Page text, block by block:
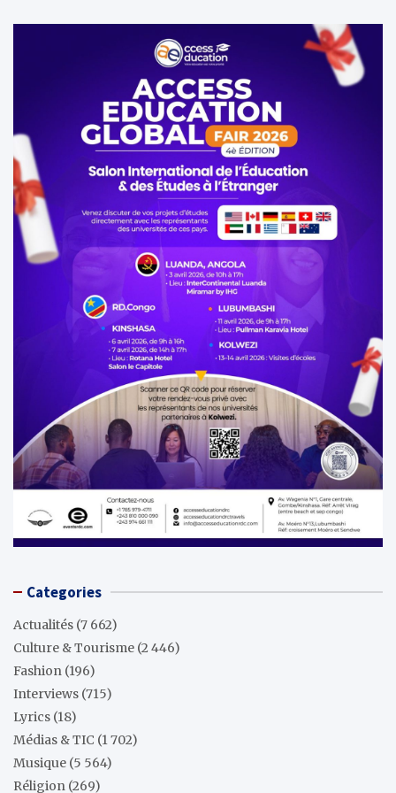
Categories
Actualités (7 662)
Culture & Tourisme (2 446)
Fashion (196)
Interviews (715)
Lyrics (18)
Médias & TIC (1 702)
Musique (5 564)
Réligion (269)